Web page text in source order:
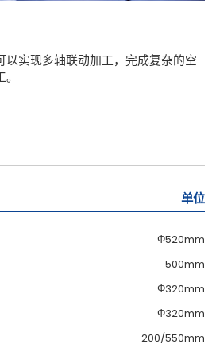
以实现多轴联动加工，完成复杂的空
单位
Φ520mm
500mm
Φ320mm
Φ320mm
200/550mm